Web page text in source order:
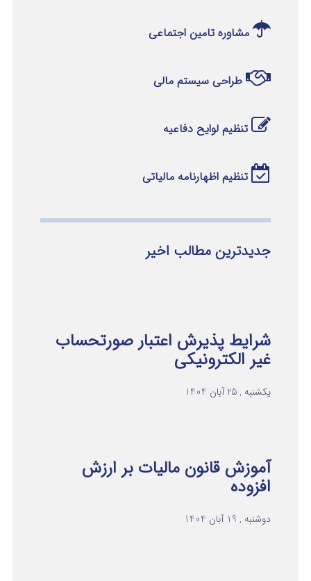
مشاوره تامین اجتماعی
طراحی سیستم مالی
تنظیم لوایح دفاعیه
تنظیم اظهارنامه مالیاتی
جدیدترین مطالب اخیر
شرایط پذیرش اعتبار صورتحساب
غیر الکترونیکی
یکشنبه , 25 آبان 1404
آموزش قانون مالیات بر ارزش
افزوده
دوشنبه , 19 آبان 1404